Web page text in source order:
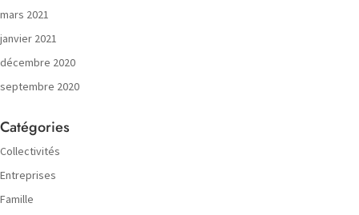
mars 2021
janvier 2021
décembre 2020
septembre 2020
Catégories
Collectivités
Entreprises
Famille